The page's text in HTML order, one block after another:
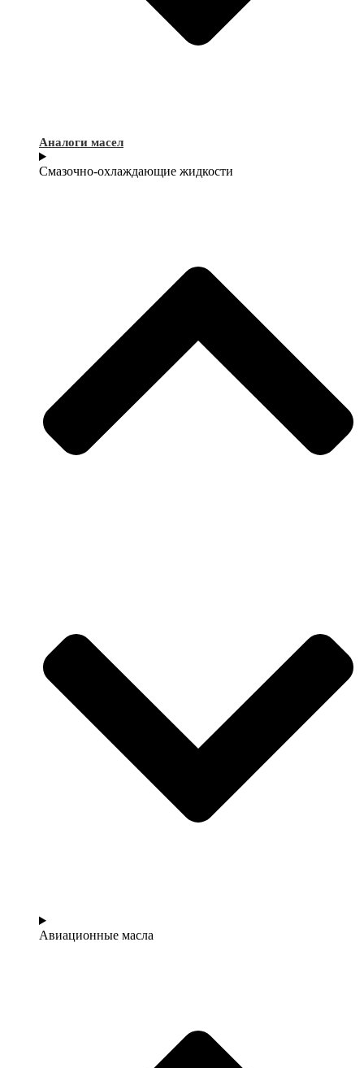
Аналоги масел
Смазочно-охлаждающие жидкости
Авиационные масла